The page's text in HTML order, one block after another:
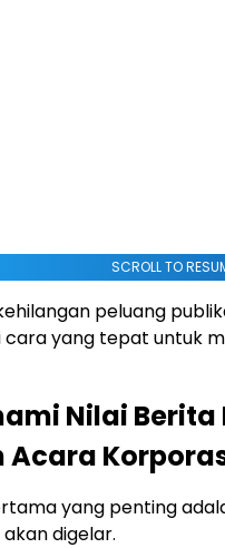
SCROLL TO
peluang
yang tepat untuk
Nilai Berita
Acara
yang penting
digelar.